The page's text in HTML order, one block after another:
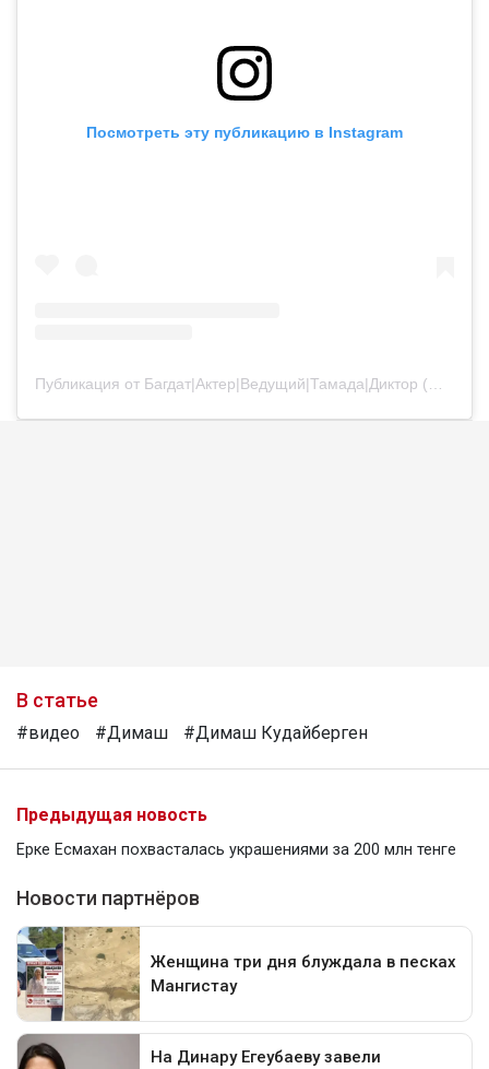
Посмотреть эту публикацию в Instagram
Публикация от Багдат|Актер|Ведущий|Тамада|Диктор (@bagdatturehan)
В статье
#видео #Димаш #Димаш Кудайберген
Предыдущая новость
Ерке Есмахан похвасталась украшениями за 200 млн тенге